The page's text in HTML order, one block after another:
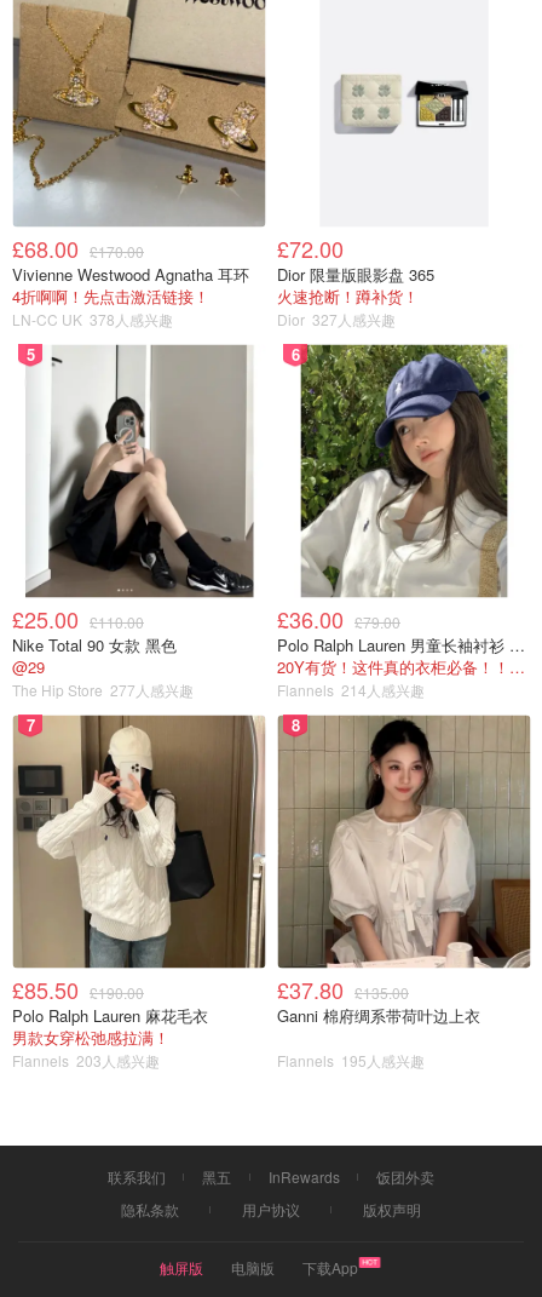
£68.00 £170.00
Vivienne Westwood Agnatha 耳环
4折啊啊！先点击激活链接！
LN-CC UK 378人感兴趣
£72.00
Dior 限量版眼影盘 365
火速抢断！蹲补货！
Dior 327人感兴趣
5
£25.00 £110.00
Nike Total 90 女款 黑色
@29
The Hip Store 277人感兴趣
6
£36.00 £79.00
Polo Ralph Lauren 男童长袖衬衫 Oxford
20Y有货！这件真的衣柜必备！！@蜜子不爱吃
Flannels 214人感兴趣
7
£85.50 £190.00
Polo Ralph Lauren 麻花毛衣
男款女穿松弛感拉满！
Flannels 203人感兴趣
8
£37.80 £135.00
Ganni 棉府绸系带荷叶边上衣
Flannels 195人感兴趣
联系我们 黑五 InRewards
饭团外卖
隐私条款
用户协议 版权声明
触屏版 电脑版
下载App